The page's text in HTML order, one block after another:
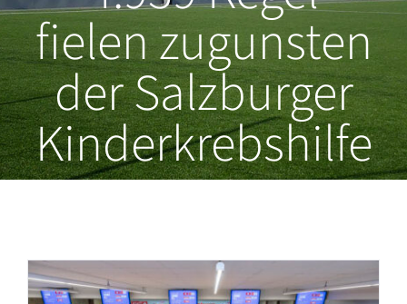
fielen zugunsten
der Salzburger
Kinderkrebshilfe